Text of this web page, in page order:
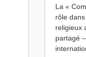
La «
rôle
religieux
partagé